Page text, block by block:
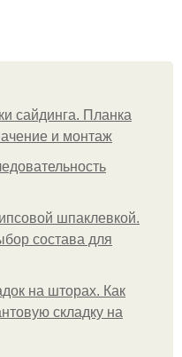
сайдинга. Планка
и монтаж
шпаклевкой.
состава для
на шторах. Как
складку на